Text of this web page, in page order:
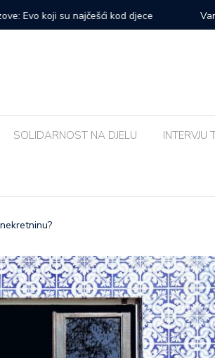
koncert: ‘Bog me svih ovih godina
SOLIDARNOST NA DJELU INTERVJU